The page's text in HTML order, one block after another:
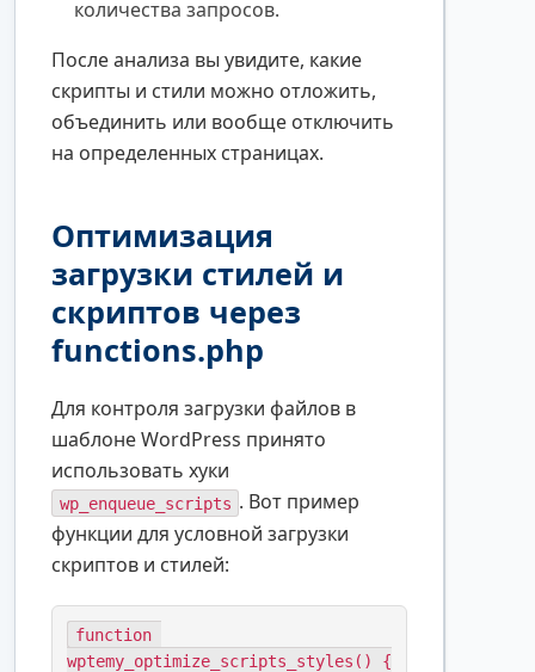
количества запросов.
После анализа вы увидите, какие
скрипты и стили можно отложить,
объединить или вообще отключить
на определенных страницах.
Оптимизация
загрузки стилей и
скриптов через
functions.php
Для контроля загрузки файлов в
шаблоне WordPress принято
использовать хуки
wp_enqueue_scripts . Вот пример
функции для условной загрузки
скриптов и стилей:
function
wptemy_optimize_scripts_styles() {